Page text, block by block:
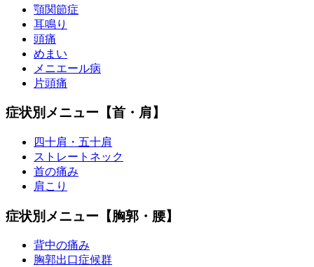
顎関節症
耳鳴り
頭痛
めまい
メニエール病
片頭痛
症状別メニュー【首・肩】
四十肩・五十肩
ストレートネック
首の痛み
肩こり
症状別メニュー【胸郭・腰】
背中の痛み
胸郭出口症候群